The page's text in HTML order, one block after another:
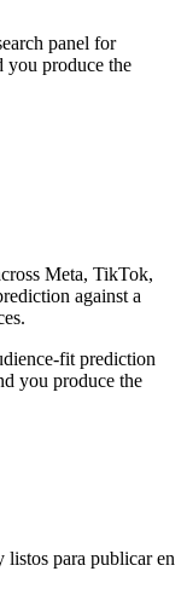
panel for
you produce the
Meta, TikTok,
against a
fit prediction
you produce the
listos para publicar en